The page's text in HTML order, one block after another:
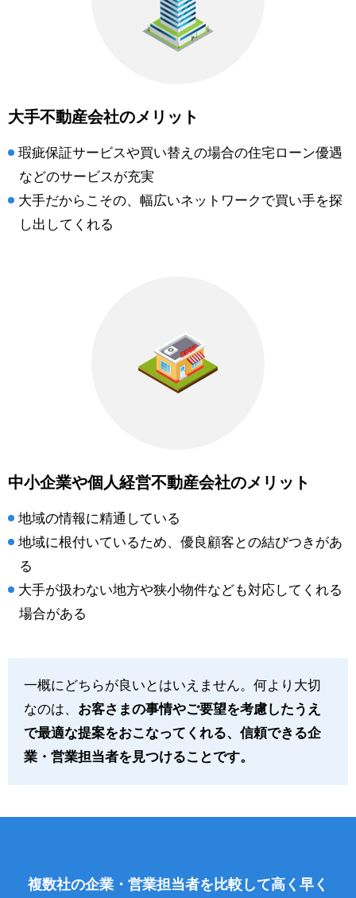
大手不動産会社のメリット
瑕疵保証サービスや買い替えの場合の住宅ローン優遇
などのサービスが充実
大手だからこその、幅広いネットワークで買い手を探
し出してくれる
中小企業や個人経営不動産会社のメリット
地域の情報に精通している
地域に根付いているため、優良顧客との結びつきがあ
る
大手が扱わない地方や狭小物件なども対応してくれる
場合がある
一概にどちらが良いとはいえません。何より大切
なのは、 お客さまの事情やご要望を考慮したうえ
で最適な提案をおこなってくれる、信頼できる企
業・営業担当者を見つけることです。
複数社の企業・営業担当者を比較して高く早く